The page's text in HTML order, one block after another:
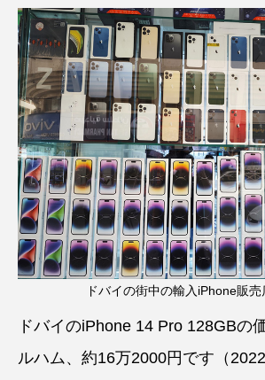
ドバイの街中の輸入iPhone販
ドバイのiPhone 14 Pro 128GBの
ルハム、約16万2000円です（